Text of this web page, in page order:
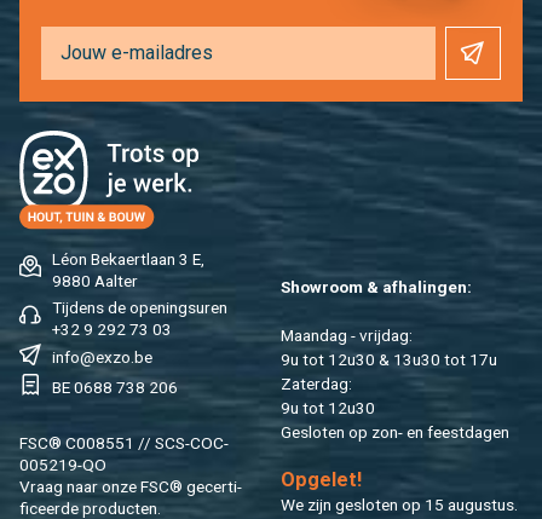
Léon Be­kaert­laan 3 E,
9880 Aal­ter
Tij­dens de ope­nings­uren
+32 9 292 73 03
info@​exzo.​be
BE 0688 738 206
FSC® C008551 // SCS-COC-
005219-QO
Vraag naar onze FSC® ge­cer­ti­
fi­ceer­de pro­duc­ten.
Show­room & af­ha­lin­gen:
Maan­dag - vrij­dag:
9u tot 12u30 & 13u30 tot 17u
Za­ter­dag:
9u tot 12u30
Ge­slo­ten op zon- en feest­da­gen
Op­ge­let!
We zijn ge­slo­ten op 15 au­gus­tus.